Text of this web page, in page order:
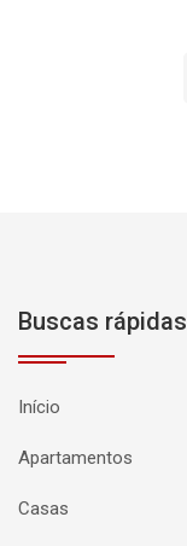
Buscas rápidas
Início
Apartamentos
Casas